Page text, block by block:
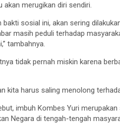
merugikan diri sendiri.
bakti sosial ini, akan sering
masih peduli terhadap
tambahnya.
tidak pernah miskin karena
kita harus saling menolong
imbuh Kombes Yuri
Negara di tengah-tengah